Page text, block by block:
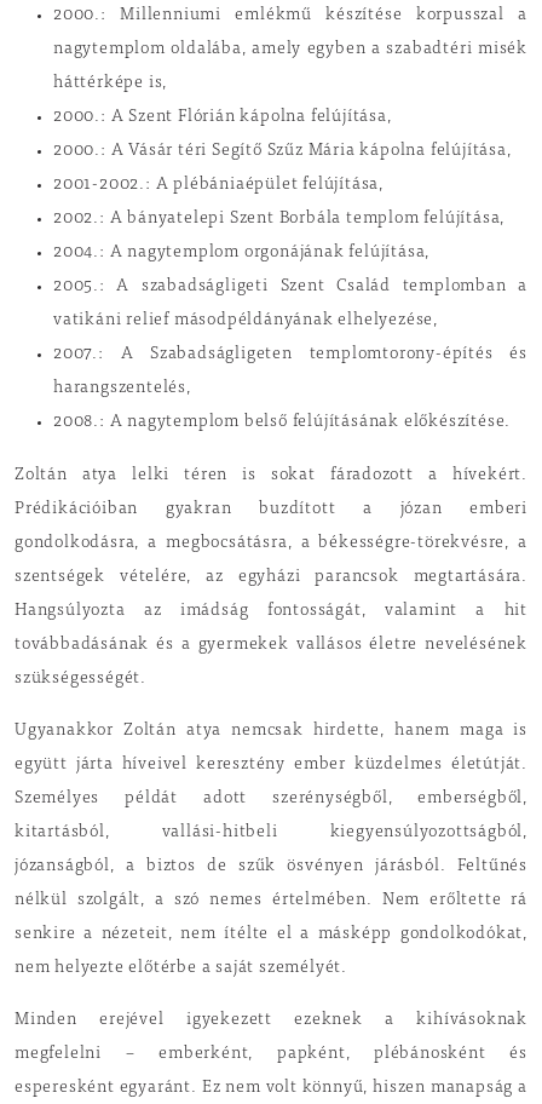
2000.: Millenniumi emlékmű készítése korpusszal a
nagytemplom oldalába, amely egyben a szabadtéri misék
háttérképe is,
2000.: A Szent Flórián kápolna felújítása,
2000.: A Vásár téri Segítő Szűz Mária kápolna felújítása,
2001-2002.: A plébániaépület felújítása,
2002.: A bányatelepi Szent Borbála templom felújítása,
2004.: A nagytemplom orgonájának felújítása,
2005.: A szabadságligeti Szent Család templomban a
vatikáni relief másodpéldányának elhelyezése,
2007.: A Szabadságligeten templomtorony-építés és
harangszentelés,
2008.: A nagytemplom belső felújításának előkészítése.
Zoltán atya lelki téren is sokat fáradozott a hívekért.
Prédikációiban gyakran buzdított a józan emberi
gondolkodásra, a megbocsátásra, a békességre-törekvésre, a
szentségek vételére, az egyházi parancsok megtartására.
Hangsúlyozta az imádság fontosságát, valamint a hit
továbbadásának és a gyermekek vallásos életre nevelésének
szükségességét.
Ugyanakkor Zoltán atya nemcsak hirdette, hanem maga is
együtt járta híveivel keresztény ember küzdelmes életútját.
Személyes példát adott szerénységből, emberségből,
kitartásból, vallási-hitbeli kiegyensúlyozottságból,
józanságból, a biztos de szűk ösvényen járásból. Feltűnés
nélkül szolgált, a szó nemes értelmében. Nem erőltette rá
senkire a nézeteit, nem ítélte el a másképp gondolkodókat,
nem helyezte előtérbe a saját személyét.
Minden erejével igyekezett ezeknek a kihívásoknak
megfelelni – emberként, papként, plébánosként és
esperesként egyaránt. Ez nem volt könnyű, hiszen manapság a